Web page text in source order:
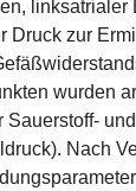
linksatrialer
Druck zur
wurden
Sauerstoff- und
Nach